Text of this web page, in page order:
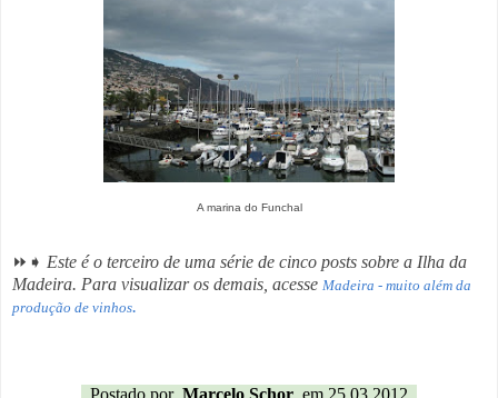
A marina do Funchal
⏩➧ Este é o terceiro de uma série de cinco posts sobre a Ilha da
Madeira. Para visualizar os demais, acesse Madeira - muito além da
produção de vinhos.